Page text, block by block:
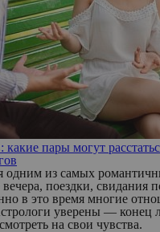
какие пары могут
одним из самых
поездки, свидания
в это время многие
уверены — конец
на свои чувства.